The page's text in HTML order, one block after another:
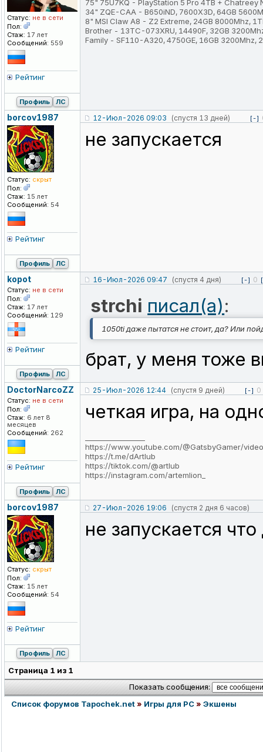
Статус: не в сети
Пол:
Стаж: 17 лет
Сообщений: 559
Рейтинг
75" 75U7KQ - PlayStation 5 Pro 4TB +
34" ZQE-CAA - B650iND, 7600X3D, 64GB
8" MSI Claw A8 - Z2 Extreme, 24GB 8000Mhz,
Brother - 13TC-073XRU, 14490F, 32GB
Family - SF110-A320, 4750GE, 16GB 3200Mhz,
Профиль ЛС
borcov1987
Статус: скрыт
Пол:
Стаж: 15 лет
Сообщений: 54
Рейтинг
12-Июл-2026 09:03 (спустя 13 дней) [-]
не запускается
Профиль ЛС
kopot
Статус: не в сети
Пол:
Стаж: 17 лет
Сообщений: 129
Рейтинг
16-Июл-2026 09:47 (спустя 4 дня) [-] 0
strchi писал(а):
1050ti даже пытатся не стоит, да? Или
брат, у меня тоже
Профиль ЛС
DoctorNarcoZZ
Статус: не в сети
Пол:
Стаж: 6 лет 8
месяцев
Сообщений: 262
Рейтинг
25-Июл-2026 12:44 (спустя 9 дней) [-] 0
четкая игра, на
https://www.youtube.com/@GatsbyGamer/
https://t.me/dArtlub
https://tiktok.com/@artlub
https://instagram.com/artemlion_
Профиль ЛС
borcov1987
Статус: скрыт
Пол:
Стаж: 15 лет
Сообщений: 54
Рейтинг
27-Июл-2026 19:06 (спустя 2 дня 6 часов)
не запускается
Профиль ЛС
Страница 1 из 1
Показать сообщения:
Список форумов Tapochek.net» Игры для PC» Экшены